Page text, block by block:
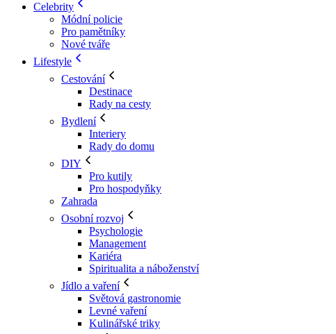
Celebrity
Módní policie
Pro pamětníky
Nové tváře
Lifestyle
Cestování
Destinace
Rady na cesty
Bydlení
Interiery
Rady do domu
DIY
Pro kutily
Pro hospodyňky
Zahrada
Osobní rozvoj
Psychologie
Management
Kariéra
Spiritualita a náboženství
Jídlo a vaření
Světová gastronomie
Levné vaření
Kulinářské triky